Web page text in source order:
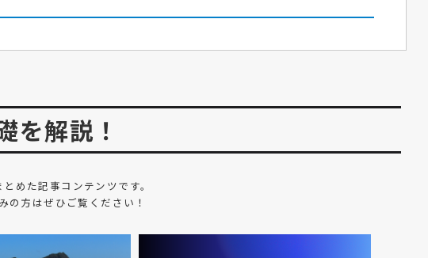
を解説！
めた記事コンテンツです。
方はぜひご覧ください！